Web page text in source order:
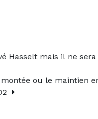
Hasselt mais il ne
ou le maintien